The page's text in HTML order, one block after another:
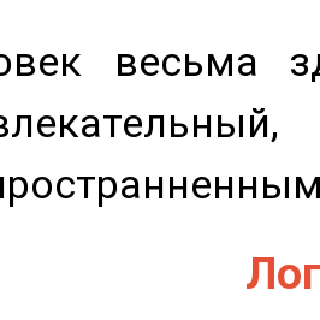
весьма